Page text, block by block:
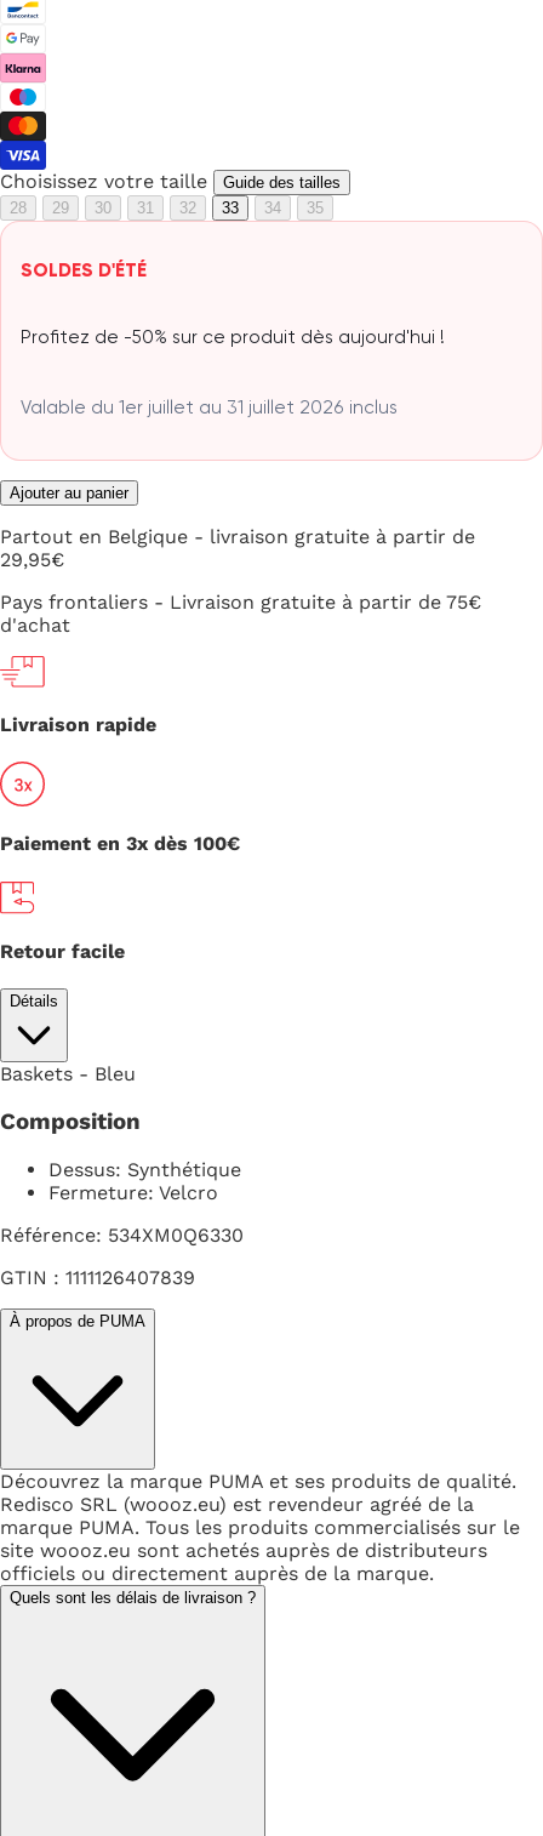
Choisissez votre taille
Guide des tailles
28
29 30 31 32 33 34 35
SOLDES D'ÉTÉ
Profitez de -50% sur ce produit dès aujourd'hui !
Valable du 1er juillet au 31 juillet 2026 inclus
Ajouter au panier
Partout en Belgique - livraison gratuite à partir de
29,95€
Pays frontaliers - Livraison gratuite à partir de 75€
d'achat
Livraison rapide
Paiement en 3x dès 100€
Retour facile
Détails
Baskets - Bleu
Composition
Dessus: Synthétique
Fermeture: Velcro
Référence: 534XM0Q6330
GTIN : 1111126407839
À propos de PUMA
Découvrez la marque PUMA et ses produits de qualité.
Redisco SRL (woooz.eu) est revendeur agréé de la
marque PUMA. Tous les produits commercialisés sur le
site woooz.eu sont achetés auprès de distributeurs
officiels ou directement auprès de la marque.
Quels sont les délais de livraison ?